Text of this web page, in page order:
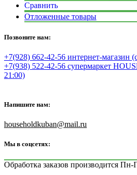
Сравнить
Отложенные товары
Позвоните нам:
+7(928) 662-42-56 интернет-магазин
+7(938) 522-42-56 супермаркет
21:00)
Напишите нам:
householdkuban@mail.ru
Мы в соцсетях:
Обработка заказов производится